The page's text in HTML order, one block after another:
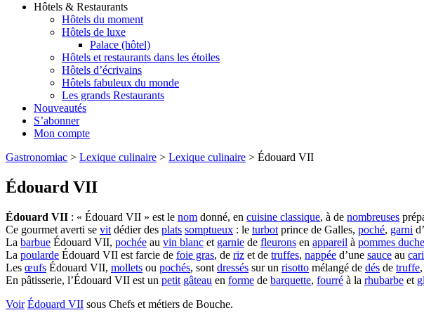
Hôtels & Restaurants
Hôtels du moment
Hôtels de luxe
Palace (hôtel)
Hôtels et restaurants dans les étoiles
Hôtels d’écrivains
Hôtels fabuleux du monde
Les grands Restaurants
Nouveautés
S’abonner
Mon compte
Gastronomiac > Lexique culinaire > Lexique culinaire > Édouard VII
Édouard VII
Édouard VII : « Édouard VII » est le nom donné, en cuisine classique, à de nombreuses
Ce gourmet averti se vit dédier des plats somptueux : le turbot prince de Galles, poché, garni d’
La barbue Édouard VII, pochée au vin blanc et garnie de fleurons en appareil à pommes
La poularde Édouard VII est farcie de foie gras, de riz et de truffes, nappée d’une sauce au cari
Les œufs Édouard VII, mollets ou pochés, sont dressés sur un risotto mélangé de dés de truffe
En pâtisserie, l’Édouard VII est un petit gâteau en forme de barquette, fourré à la rhubarbe et
Voir Édouard VII sous Chefs et métiers de Bouche.